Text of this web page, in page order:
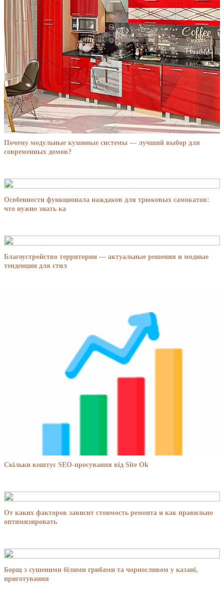
Почему модульные кухонные системы — лучший выбор для
современных домов?
Особенности функционала наждаков для трюковых самокатов:
что нужно знать ка
Благоустройство территории — актуальные решения и модные
тенденции для стил
Скільки коштує SEO-просування від Site Ok
От каких факторов зависит стоимость ремонта и как правильно
оптимизировать
Борщ з сушеними білими грибами та чорносливом у казані,
приготування